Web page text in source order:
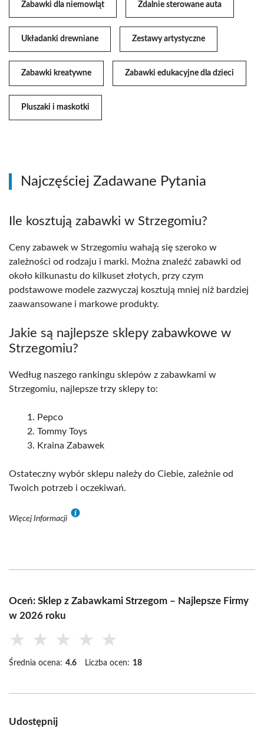
Zabawki dla niemowląt Zdalnie sterowane auta
Układanki drewniane Zestawy artystyczne
Zabawki kreatywne Zabawki edukacyjne dla dzieci
Pluszaki i maskotki
Najczęściej Zadawane Pytania
Ile kosztują zabawki w Strzegomiu?
Ceny zabawek w Strzegomiu wahają się szeroko w
zależności od rodzaju i marki. Można znaleźć zabawki od
około kilkunastu do kilkuset złotych, przy czym
podstawowe modele zazwyczaj kosztują mniej niż bardziej
zaawansowane i markowe produkty.
Jakie są najlepsze sklepy zabawkowe w
Strzegomiu?
Według naszego rankingu sklepów z zabawkami w
Strzegomiu, najlepsze trzy sklepy to:
Pepco
Tommy Toys
Kraina Zabawek
Ostateczny wybór sklepu należy do Ciebie, zależnie od
Twoich potrzeb i oczekiwań.
Więcej Informacji
Oceń: Sklep z Zabawkami Strzegom – Najlepsze Firmy
w 2026 roku
★ ★ ★ ★ ★
Średnia ocena: 4.6 Liczba ocen: 18
Udostępnij